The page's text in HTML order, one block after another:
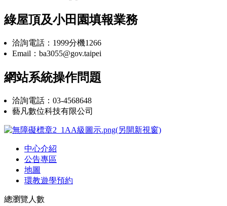
綠屋頂及小田園填報業務
洽詢電話：1999分機1266
Email：ba3055@gov.taipei
網站系統操作問題
洽詢電話：03-4568648
藝凡數位科技有限公司
中心介紹
公告專區
地圖
環教遊學預約
總瀏覽人數